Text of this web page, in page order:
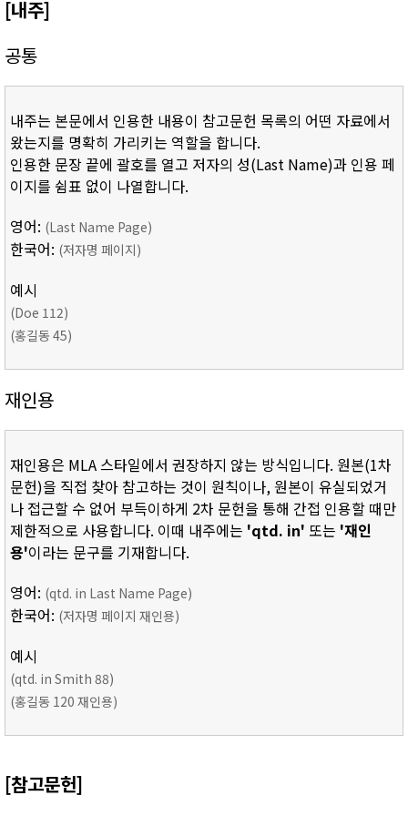
[내주]
공통
내주는 본문에서 인용한 내용이 참고문헌 목록의 어떤 자료에서
왔는지를 명확히 가리키는 역할을 합니다.
인용한 문장 끝에 괄호를 열고 저자의 성(Last Name)과 인용 페
이지를 쉼표 없이 나열합니다.
영어: (Last Name Page)
한국어: (저자명 페이지)
예시
(Doe 112)
(홍길동 45)
재인용
재인용은 MLA 스타일에서 권장하지 않는 방식입니다. 원본(1차
문헌)을 직접 찾아 참고하는 것이 원칙이나, 원본이 유실되었거
나 접근할 수 없어 부득이하게 2차 문헌을 통해 간접 인용할 때만
제한적으로 사용합니다. 이때 내주에는 'qtd. in' 또는 '재인
용'이라는 문구를 기재합니다.
영어: (qtd. in Last Name Page)
한국어: (저자명 페이지 재인용)
예시
(qtd. in Smith 88)
(홍길동 120 재인용)
[참고문헌]